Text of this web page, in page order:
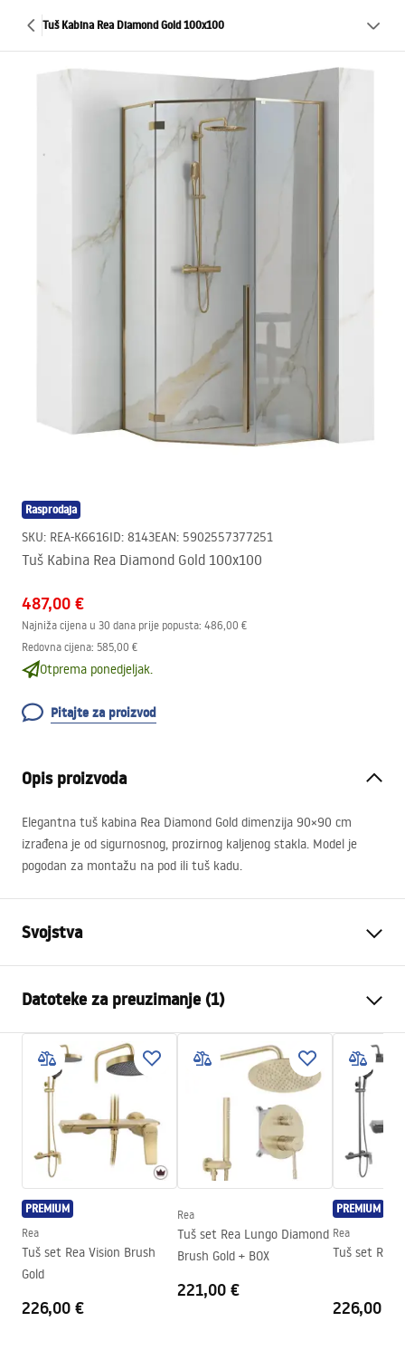
Tuš Kabina Rea Diamond Gold 100x100
Rasprodaja
SKU: REA-K6616ID: 8143EAN: 5902557377251
Tuš Kabina Rea Diamond Gold 100x100
487,00 €
Najniža cijena u 30 dana prije popusta: 486,00 €
Redovna cijena: 585,00 €
Otprema ponedjeljak.
Pitajte za proizvod
Opis proizvoda
Elegantna tuš kabina Rea Diamond Gold dimenzija 90×90 cm
izrađena je od sigurnosnog, prozirnog kaljenog stakla. Model je
pogodan za montažu na pod ili tuš kadu.
Svojstva
stijenka)
Boja
Gold
Tip kabine
Ugao
Boja stakla
Transparent 6mm
Način otvaranja
zakretni
Montaža
Na tuš kadi ili podu
Visina (mm)
1950
Smjer kabine
Jamstvo
24 mjeseca
Premaz Easy Clean
Staklo na vratima - s obje
strane, fiksno staklo - s jedne
Datoteke za preuzimanje (1)
shower manual
shower manual.pdf
PREMIUM
Rea
Tuš set Rea Vision Brush
Gold
226,00 €
Rea
Tuš set Rea Lungo Diamond
Brush Gold + BOX
221,00 €
PREMIUM
Rea
Tuš set Rea
226,00 €